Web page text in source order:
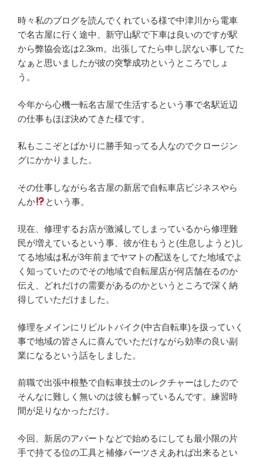
時々私のブログを読んでくれている様で中津川から電車
で名古屋に行く途中、新守山駅で下車は良いのですが駅
から弊協会迄は2.3km。出張してたら申し訳ない事してた
なぁと思いましたが彼の突撃成功というところでしょ
う。
今年から心機一転名古屋で生活するという事で名駅近辺
の仕事もほぼ決めてきた様です。
私もここぞとばかりに勝手知ってる人なのでクロージン
グにかかりました。
その仕事しながら名古屋の新居で自転車店ビジネスやら
んか
という事。
現在、修理するお店が激減してしまっているから修理難
民が増えているという事、彼が住もうと(生息しようと)し
てる地域は私が3年前までヤマトの配送をしてた地域でよ
く知っていたのでその地域で自転屋店が何店舗在るのか
伝え、どれだけの需要があるのかというところで深く納
得していただけました。
修理をメインにリビルトバイク(中古自転車)を扱っていく
事で地域の皆さんに喜んでいただけながら効率の良い副
業になるという話をしました。
前職で出張中根塾で自転車技士のレクチャーはしたので
そんなに難しく無いのは彼も解っているんです。練習時
間が足りなかっただけ。
今回、新居のアパートなどで始めるにしても最小限の片
手で持てる位の工具と補修パーツさえあれば出来るとい